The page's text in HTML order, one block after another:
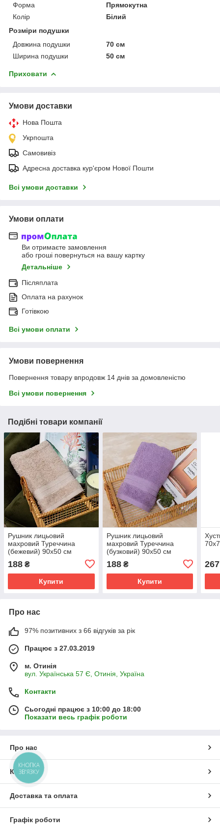
Форма
Прямокутна
Колір
Білий
Розміри подушки
Довжина подушки
70 см
Ширина подушки
50 см
Приховати
Умови доставки
Нова Пошта
Укрпошта
Самовивіз
Адресна доставка кур'єром Нової Пошти
Всі умови доставки
Умови оплати
Ви отримаєте замовлення
або гроші повернуться на вашу картку
Детальніше
Післяплата
Оплата на рахунок
Готівкою
Всі умови оплати
Умови повернення
Повернення товару впродовж 14 днів за домовленістю
Всі умови повернення
Подібні товари компанії
Рушник лицьовий
махровий Туреччина
(бежевий) 90х50 см
188 ₴
Купити
Рушник лицьовий
махровий Туреччина
(бузковий) 90х50 см
188₴
Купити
267
Про нас
97% позитивних з 66 відгуків за рік
Працює з 27.03.2019
м. Отинія
вул. Українська 57 Є, Отинія, Україна
Контакти
Сьогодні працює з 10:00 до 18:00
Показати весь графік роботи
Про нас
Контакти
Доставка та оплата
Графік роботи
КНОПКА
ЗВ'ЯЗКУ